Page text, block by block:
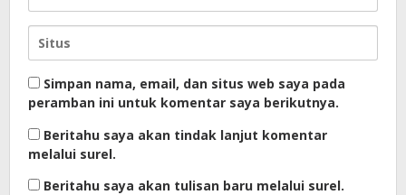
Simpan nama, email, dan situs web saya pada
peramban ini untuk komentar saya berikutnya.
Beritahu saya akan tindak lanjut komentar
melalui surel.
Beritahu saya akan tulisan baru melalui surel.